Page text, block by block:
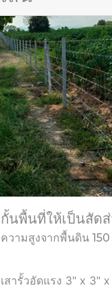
กั้นพื้นที่ให้เป็นสัด
ความสูงจากพื้นดิน
เสารั้วอัดแรง 3" x 3"